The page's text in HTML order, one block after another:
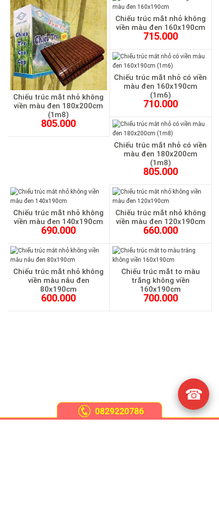
Chiếu trúc mắt nhỏ không
viền màu đen 180x200cm
(1m8)
805.000
Chiếu trúc mắt nhỏ không
viền màu đen 160x190cm
715.000
Chiếu trúc mắt nhỏ có viền
màu đen 160x190cm
(1m6)
710.000
Chiếu trúc mắt nhỏ có viền
màu đen 180x200cm
(1m8)
805.000
Chiếu trúc mắt nhỏ không
viền màu đen 140x190cm
690.000
Chiếu trúc mắt nhỏ không
viền màu đen 120x190cm
660.000
Chiếu trúc mắt nhỏ không
viền màu nâu đen
80x190cm
600.000
Chiếu trúc mắt to màu
trắng không viền
160x190cm
700.000
0829220786
☎